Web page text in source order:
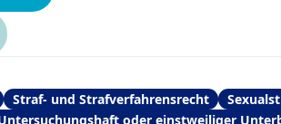
Straf- und Strafverfahrensrecht
oder einstweiliger